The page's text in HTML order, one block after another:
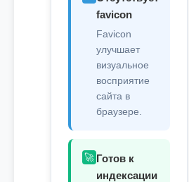
favicon
Favicon
улучшает
визуальное
восприятие
сайта в
браузере.
🚀 Готов к
индексации